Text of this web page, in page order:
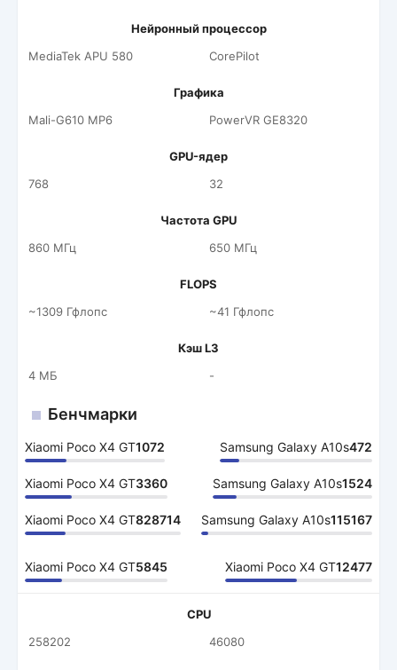
Нейронный процессор
MediaTek APU 580
CorePilot
Графика
Mali-G610 MP6
PowerVR GE8320
GPU-ядер
768
32
Частота GPU
860 МГц
650 МГц
FLOPS
~1309 Гфлопс
~41 Гфлопс
Кэш L3
4 МБ
-
Бенчмарки
Xiaomi Poco X4 GT1072 Samsung Galaxy A10s472
Xiaomi Poco X4 GT3360 Samsung Galaxy A10s1524
Xiaomi Poco X4 GT828714 Samsung Galaxy A10s115167
Xiaomi Poco X4 GT5845 Xiaomi Poco X4 GT12477
CPU
258202
46080